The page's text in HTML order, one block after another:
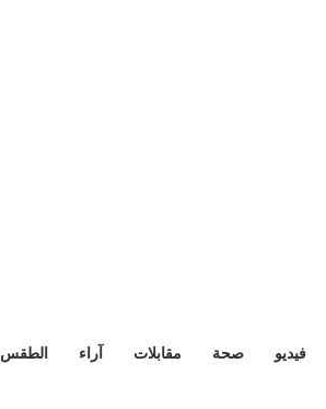
فيديو صحة مقابلات آراء الطقس